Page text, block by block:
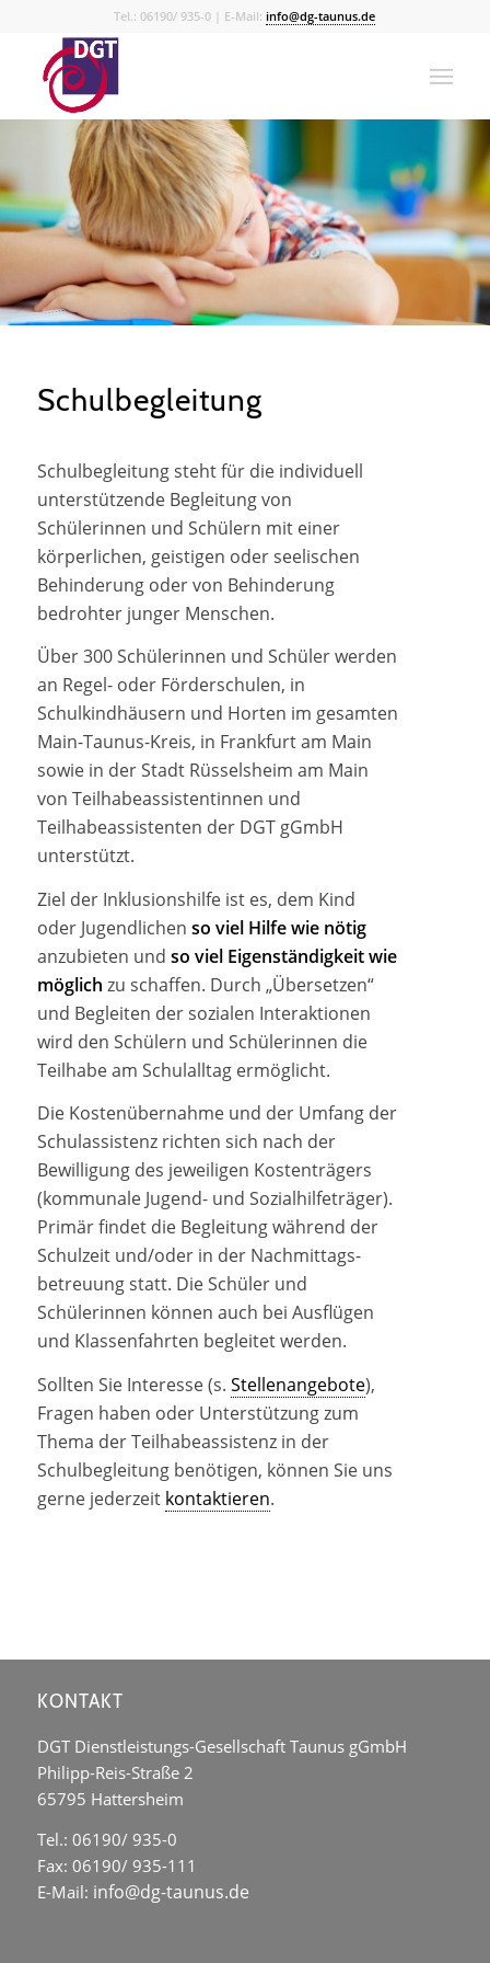
Tel.: 06190/ 935-0 | E-Mail:info@dg-taunus.de
Schulbegleitung
Schulbegleitung steht für die individuell
unterstützende Begleitung von
Schülerinnen und Schülern mit einer
körperlichen, geistigen oder seelischen
Behinderung oder von Behinderung
bedrohter junger Menschen.
Über 300 Schülerinnen und Schüler werden
an Regel- oder Förderschulen, in
Schulkindhäusern und Horten im gesamten
Main-Taunus-Kreis, in Frankfurt am Main
sowie in der Stadt Rüsselsheim am Main
von Teilhabeassistentinnen und
Teilhabeassistenten der DGT gGmbH
unterstützt.
Ziel der Inklusionshilfe ist es, dem Kind
oder Jugendlichen so viel Hilfe wie nötig
anzubieten und so viel Eigenständigkeit wie
möglich zu schaffen. Durch „Übersetzen“
und Begleiten der sozialen Interaktionen
wird den Schülern und Schülerinnen die
Teilhabe am Schulalltag ermöglicht.
Die Kostenübernahme und der Umfang der
Schulassistenz richten sich nach der
Bewilligung des jeweiligen Kostenträgers
(kommunale Jugend- und Sozialhilfeträger).
Primär findet die Begleitung während der
Schulzeit und/oder in der Nachmittags-
betreuung statt. Die Schüler und
Schülerinnen können auch bei Ausflügen
und Klassenfahrten begleitet werden.
Sollten Sie Interesse (s. Stellenangebote),
Fragen haben oder Unterstützung zum
Thema der Teilhabeassistenz in der
Schulbegleitung benötigen, können Sie uns
gerne jederzeit kontaktieren.
KONTAKT
DGT Dienstleistungs-Gesellschaft Taunus gGmbH
Philipp-Reis-Straße 2
65795 Hattersheim
Tel.: 06190/ 935-0
Fax: 06190/ 935-111
E-Mail: info@dg-taunus.de